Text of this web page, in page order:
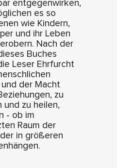
entgegenwirken,
es so
wie Kindern,
und ihr Leben
Nach der
Buches
Leser Ehrfurcht
und der Macht
zu
und zu heilen,
- ob im
Raum der
in größeren